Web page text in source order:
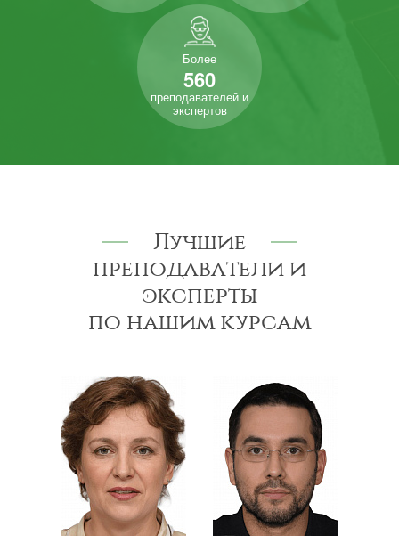
Более
560
преподавателей и
экспертов
Лучшие
преподаватели и
эксперты
по нашим курсам